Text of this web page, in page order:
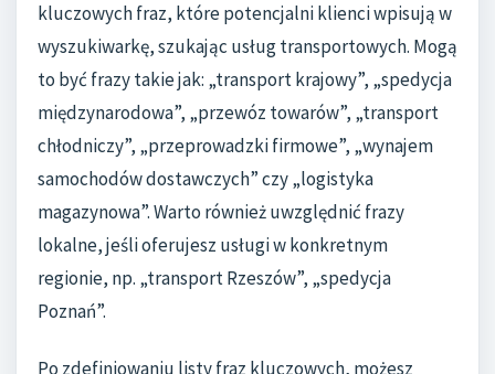
kluczowych fraz, które potencjalni klienci wpisują w
wyszukiwarkę, szukając usług transportowych. Mogą
to być frazy takie jak: „transport krajowy”, „spedycja
międzynarodowa”, „przewóz towarów”, „transport
chłodniczy”, „przeprowadzki firmowe”, „wynajem
samochodów dostawczych” czy „logistyka
magazynowa”. Warto również uwzględnić frazy
lokalne, jeśli oferujesz usługi w konkretnym
regionie, np. „transport Rzeszów”, „spedycja
Poznań”.
Po zdefiniowaniu listy fraz kluczowych, możesz